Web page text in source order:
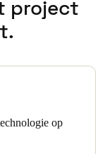
project
op